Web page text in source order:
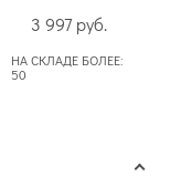
3 997руб.
НА СКЛАДЕ БОЛЕЕ:
50